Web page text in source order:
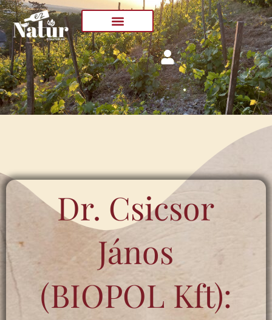
Skip
to
content
Dr. Csicsor
János
(BIOPOL Kft):